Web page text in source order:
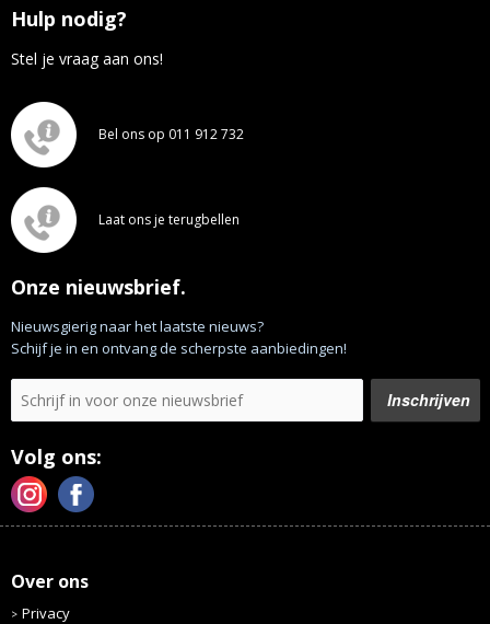
Hulp nodig?
Stel je vraag aan ons!
Bel ons op 011 912 732
Laat ons je terugbellen
Onze nieuwsbrief.
Nieuwsgierig naar het laatste nieuws?
Schijf je in en ontvang de scherpste aanbiedingen!
Volg ons:
Over ons
Privacy